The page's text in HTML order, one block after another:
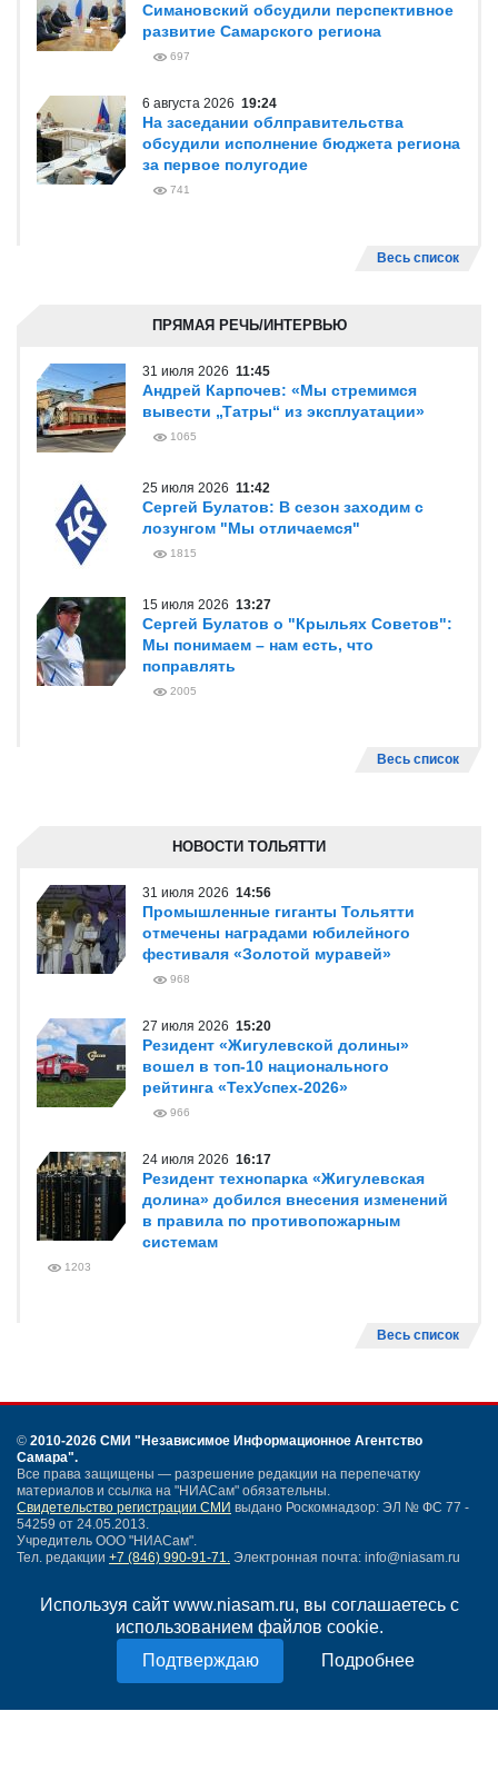
Используя сайт www.niasam.ru, вы соглашаетесь с
использованием файлов cookie.
Подробнее
Симановский обсудили перспективное
развитие Самарского региона
697
6 августа 2026 19:24
На заседании облправительства
обсудили исполнение бюджета региона
за первое полугодие
741
Весь список
ПРЯМАЯ РЕЧЬ/ИНТЕРВЬЮ
31 июля 2026 11:45
Андрей Карпочев: «Мы стремимся
вывести „Татры“ из эксплуатации»
1065
25 июля 2026 11:42
Сергей Булатов: В сезон заходим с
лозунгом "Мы отличаемся"
1815
15 июля 2026 13:27
Сергей Булатов о "Крыльях Советов":
Мы понимаем – нам есть, что
поправлять
2005
Весь список
НОВОСТИ ТОЛЬЯТТИ
31 июля 2026 14:56
Промышленные гиганты Тольятти
отмечены наградами юбилейного
фестиваля «Золотой муравей»
968
27 июля 2026 15:20
Резидент «Жигулевской долины»
вошел в топ-10 национального
рейтинга «ТехУспех-2026»
966
24 июля 2026 16:17
Резидент технопарка «Жигулевская
долина» добился внесения изменений
в правила по противопожарным
системам
1203
Весь список
© 2010-2026 СМИ "Независимое Информационное Агентство
Самара".
Все права защищены — разрешение редакции на перепечатку
материалов и ссылка на "НИАСам" обязательны.
Свидетельство регистрации СМИ выдано Роскомнадзор: ЭЛ № ФС 77 -
54259 от 24.05.2013.
Учредитель ООО "НИАСам".
Тел. редакции +7 (846) 990-91-71. Электронная почта: info@niasam.ru
Карта сайта
Нашли ошибку?
Политика конфиденциальности
Согласие на обработку персональных данных